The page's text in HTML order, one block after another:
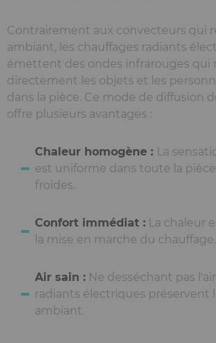
Contrairement aux convecteurs qui
ambiant, les chauffages radiants
émettent des ondes infrarouges qui
directement les objets et les
dans la pièce. Ce mode de diffusion
offre plusieurs avantages :
Chaleur homogène : La
est uniforme dans toute la
froides.
Confort immédiat : La chaleur
la mise en marche du chauffage.
Air sain : Ne desséchant pas
radiants électriques préservent
ambiant.